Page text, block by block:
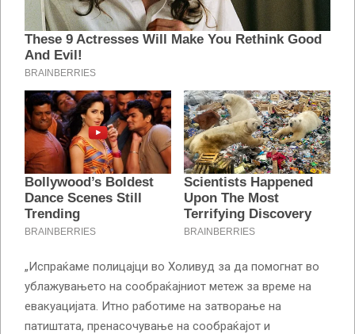
„Испраќаме полицајци во Холивуд за да помогнат во
ублажувањето на сообраќајниот метеж за време на
евакуацијата. Итно работиме на затворање на
патиштата, пренасочување на сообраќајот и